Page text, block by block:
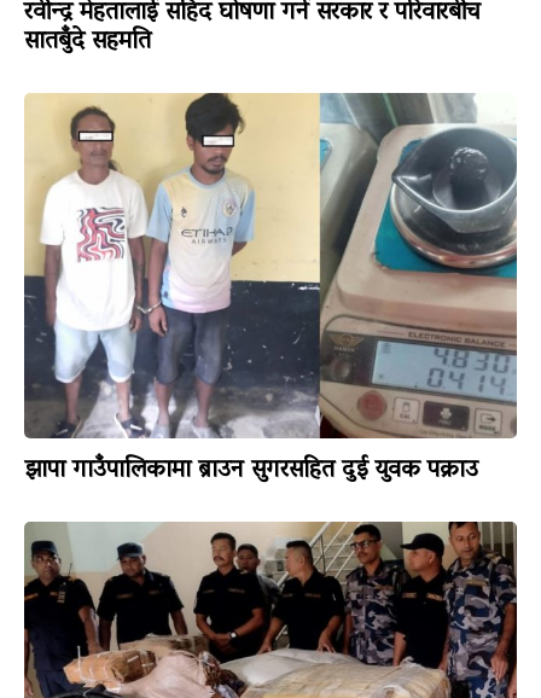
रवीन्द्र मेहतालाई सहिद घोषणा गर्न सरकार र परिवारबीच
सातबुँदे सहमति
झापा गाउँपालिकामा ब्राउन सुगरसहित दुई युवक पक्राउ